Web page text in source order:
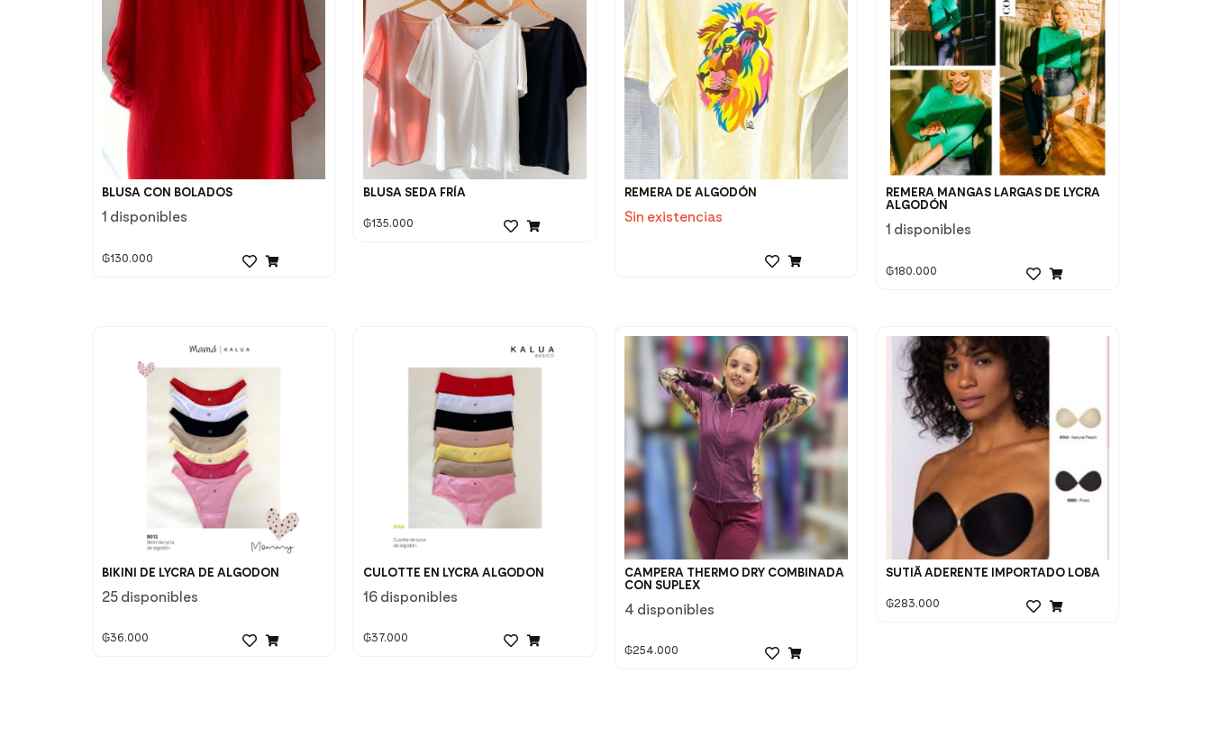
BLUSA CON BOLADOS
1 disponibles
₲130.000
BLUSA SEDA FRÍA
₲135.000
REMERA DE ALGODÓN
Sin existencias
REMERA MANGAS LARGAS DE LYCRA
ALGODÓN
1 disponibles
₲180.000
BIKINI DE LYCRA DE ALGODON
25 disponibles
₲36.000
CULOTTE EN LYCRA ALGODON
16 disponibles
₲37.000
CAMPERA THERMO DRY COMBINADA
CON SUPLEX
4 disponibles
₲254.000
SUTIÃ ADERENTE IMPORTADO LOBA
₲283.000